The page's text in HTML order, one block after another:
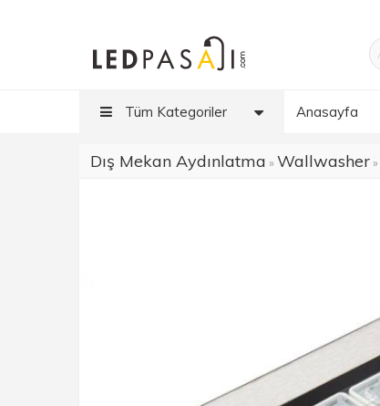
Tüm Kategoriler Anasayfa
Dış Mekan Aydınlatma »Wallwasher»